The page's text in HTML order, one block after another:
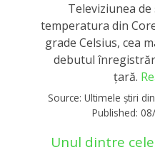
Televiziunea
temperatura din
grade Celsius, cea
debutul
ţară.
Source: Ultimele știri
Published:
Unul dintre